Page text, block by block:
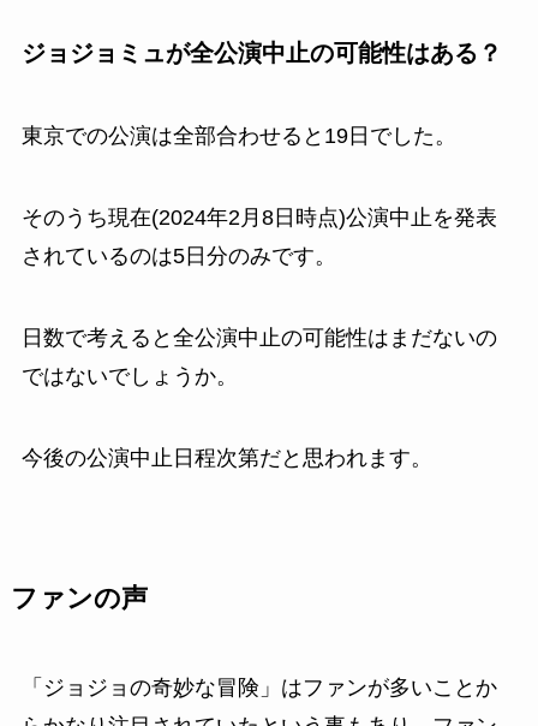
ジョジョミュが全公演中止の可能性はある？
東京での公演は全部合わせると19日でした。
そのうち現在(2024年2月8日時点)公演中止を発表
されているのは5日分のみです。
日数で考えると全公演中止の可能性はまだないの
ではないでしょうか。
今後の公演中止日程次第だと思われます。
ファンの声
「ジョジョの奇妙な冒険」はファンが多いことか